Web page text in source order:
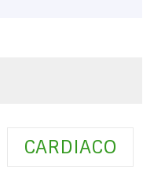
CARDIACO